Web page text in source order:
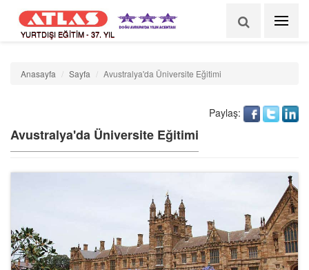
YURTDIŞI EĞİTİM - 37. YIL
Anasayfa Sayfa Avustralya'da Üniversite Eğitimi
Avustralya'da Üniversite Eğitimi
Paylaş: